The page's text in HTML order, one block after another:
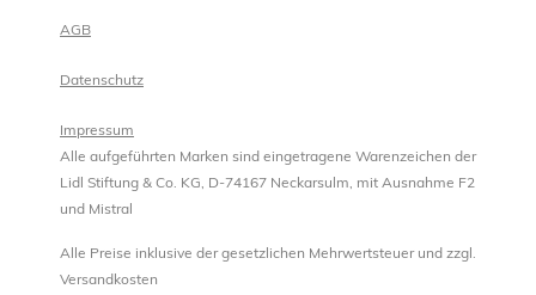
AGB
Datenschutz
Impressum
Alle aufgeführten Marken sind eingetragene Warenzeichen der
Lidl Stiftung & Co. KG, D-74167 Neckarsulm, mit Ausnahme F2
und Mistral
Alle Preise inklusive der gesetzlichen Mehrwertsteuer und zzgl.
Versandkosten